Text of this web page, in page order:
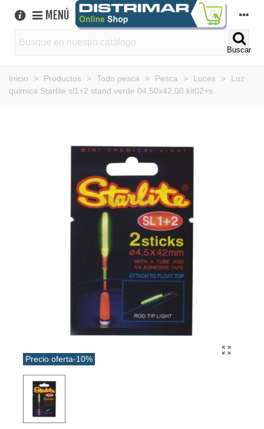
MENÚ
Buscar
Inicio > Productos > Todo pesca > Pesca > Luces >
Luz
quimica Starlite sl1+2 stand verde 04,50x42,00 kit02+s
Precio oferta-10%